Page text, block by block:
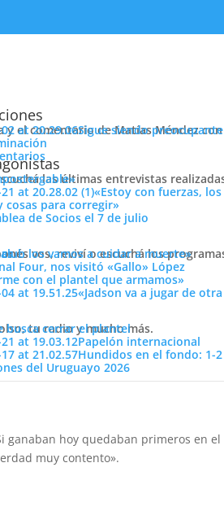
y el comentario de Matías Méndez
Sigue siendo preocupante
las últimas entrevistas
«Estoy con fuerzas,
cosas para corregir»
de Socios el 7 de julio
vos, reviví o escuchá los
los vamos a cuidar a muerte»
Four, nos visitó «Gallo» López
con el plantel que armamos»
«Jadson va a jugar de
tu radio y mucho más.
busca cerrar el plantel
Papelón internacional
Hundidos en el fondo: 1-2
del Uruguayo 2026
tablas»
25 AÑOS DE NACIONAL»
la victoria de Nacional por 2 a 1 sobre
ganaban hoy quedaban primeros en el
muy contento».